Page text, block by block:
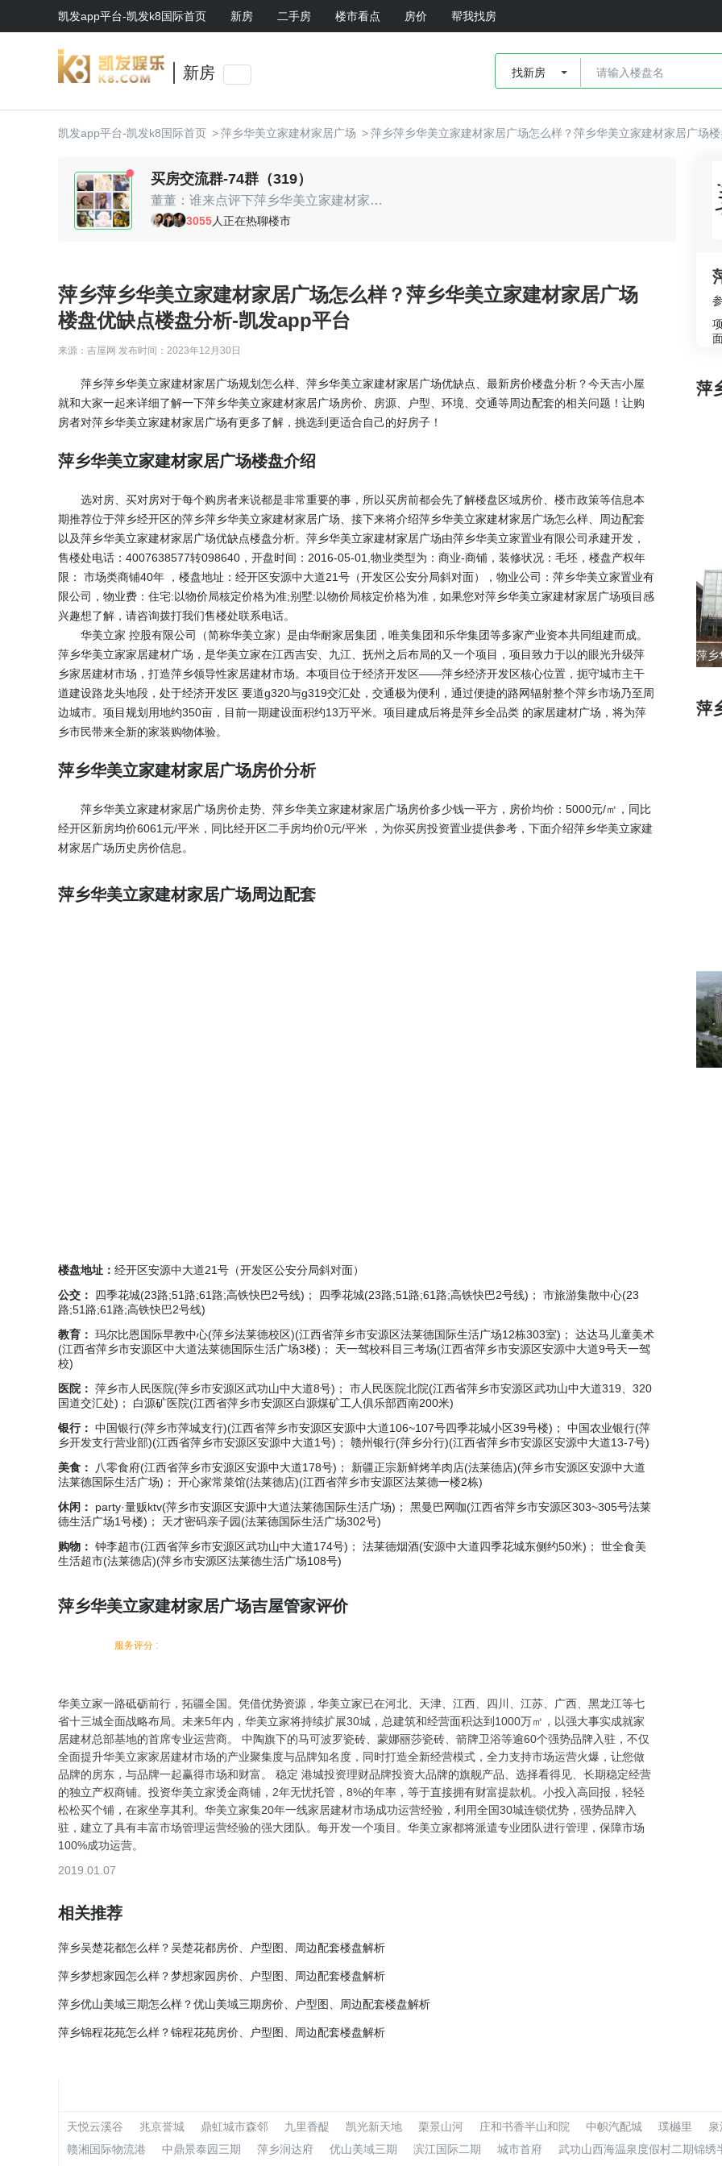
凯发app平台-凯发k8国际首页 新房 二手房 楼市看点 房价 帮我找房
新房 找新房
凯发app平台-凯发k8国际首页 >萍乡华美立家建材家居广场 >萍乡萍乡华美立家建材家居广场怎么样？萍乡华美立家建材家居广场
买房交流群-74群（319）
董董：谁来点评下萍乡华美立家建材家居广场这个盘？
小石头：地段还行
大头明：售楼处美眉不错，哈哈
3055人正在热聊楼市
萍乡萍乡华美立家建材家居广场怎么样？萍乡华美立家建材家居广场
楼盘优缺点楼盘分析-凯发app平台
来源：吉屋网 发布时间：2023年12月30日
萍乡萍乡华美立家建材家居广场规划怎么样、萍乡华美立家建材家居广场优缺点、最新房价楼盘分析？今天吉小屋
就和大家一起来详细了解一下萍乡华美立家建材家居广场房价、房源、户型、环境、交通等周边配套的相关问题！让购
房者对萍乡华美立家建材家居广场有更多了解，挑选到更适合自己的好房子！
萍乡华美立家建材家居广场楼盘介绍
选对房、买对房对于每个购房者来说都是非常重要的事，所以买房前都会先了解楼盘区域房价、楼市政策等信息本
期推荐位于萍乡经开区的萍乡萍乡华美立家建材家居广场、接下来将介绍萍乡华美立家建材家居广场怎么样、周边配套
以及萍乡华美立家建材家居广场优缺点楼盘分析。萍乡华美立家建材家居广场由萍乡华美立家置业有限公司承建开发，
售楼处电话： 4007638577转098640 ，开盘时间：2016-05-01,物业类型为：商业-商铺，装修状况：毛坯，楼盘产权年
限： 市场类商铺40年 ，楼盘地址：经开区安源中大道21号（开发区公安分局斜对面），物业公司：萍乡华美立家置业有
限公司，物业费：住宅:以物价局核定价格为准;别墅:以物价局核定价格为准，如果您对萍乡华美立家建材家居广场项目感
兴趣想了解，请咨询拨打我们售楼处联系电话。
华美立家 控股有限公司（简称华美立家）是由华耐家居集团，唯美集团和乐华集团等多家产业资本共同组建而成。
萍乡华美立家家居建材广场，是华美立家在江西吉安、九江、抚州之后布局的又一个项目，项目致力于以的眼光升级萍
乡家居建材市场，打造萍乡领导性家居建材市场。本项目位于经济开发区——萍乡经济开发区核心位置，扼守城市主干
道建设路龙头地段，处于经济开发区 要道g320与g319交汇处，交通极为便利，通过便捷的路网辐射整个萍乡市场乃至周
边城市。项目规划用地约350亩，目前一期建设面积约13万平米。项目建成后将是萍乡全品类 的家居建材广场，将为萍
乡市民带来全新的家装购物体验。
萍乡华美立家建材家居广场房价分析
萍乡华美立家建材家居广场房价走势、萍乡华美立家建材家居广场房价多少钱一平方，房价均价：5000元/㎡，同比
经开区新房均价6061元/平米，同比经开区二手房均价0元/平米 ，为你买房投资置业提供参考，下面介绍萍乡华美立家建
材家居广场历史房价信息。
萍乡华美立家建材家居广场周边配套
楼盘地址： 经开区安源中大道21号（开发区公安分局斜对面）
公交：
四季花城(23路;51路;61路;高铁快巴2号线)； 四季花城(23路;51路;61路;高铁快巴2号线)； 市旅游集散中心(23
路;51路;61路;高铁快巴2号线)
教育： 玛尔比恩国际早教中心(萍乡法莱德校区)(江西省萍乡市安源区法莱德国际生活广场12栋303室)； 达达马儿童美术
(江西省萍乡市安源区中大道法莱德国际生活广场3楼)； 天一驾校科目三考场(江西省萍乡市安源区安源中大道9号天一驾
校)
医院： 萍乡市人民医院(萍乡市安源区武功山中大道8号)； 市人民医院北院(江西省萍乡市安源区武功山中大道319、320
国道交汇处)； 白源矿医院(江西省萍乡市安源区白源煤矿工人俱乐部西南200米)
银行： 中国银行(萍乡市萍城支行)(江西省萍乡市安源区安源中大道106~107号四季花城小区39号楼)； 中国农业银行(萍
乡开发支行营业部)(江西省萍乡市安源区安源中大道1号)； 赣州银行(萍乡分行)(江西省萍乡市安源区安源中大道13-7号)
美食：
八零食府(江西省萍乡市安源区安源中大道178号)； 新疆正宗新鲜烤羊肉店(法莱德店)(萍乡市安源区安源中大道
法莱德国际生活广场)； 开心家常菜馆(法莱德店)(江西省萍乡市安源区法莱德一楼2栋)
休闲：
party·量贩ktv(萍乡市安源区安源中大道法莱德国际生活广场)； 黑曼巴网咖(江西省萍乡市安源区303~305号法莱
德生活广场1号楼)； 天才密码亲子园(法莱德国际生活广场302号)
购物： 钟李超市(江西省萍乡市安源区武功山中大道174号)； 法莱德烟酒(安源中大道四季花城东侧约50米)； 世全食美
生活超市(法莱德店)(萍乡市安源区法莱德生活广场108号)
萍乡华美立家建材家居广场吉屋管家评价
服务评分 :
华美立家一路砥砺前行，拓疆全国。凭借优势资源，华美立家已在河北、天津、江西、四川、江苏、广西、黑龙江等七
省十三城全面战略布局。未来5年内，华美立家将持续扩展30城，总建筑和经营面积达到1000万㎡，以强大事实成就家
居建材总部基地的首席专业运营商。 中陶旗下的马可波罗瓷砖、蒙娜丽莎瓷砖、箭牌卫浴等逾60个强势品牌入驻，不仅
全面提升华美立家家居建材市场的产业聚集度与品牌知名度，同时打造全新经营模式，全力支持市场运营火爆，让您做
品牌的房东，与品牌一起赢得市场和财富。 稳定 港城投资理财品牌投资大品牌的旗舰产品、选择看得见、长期稳定经营
的独立产权商铺。投资华美立家烫金商铺，2年无忧托管，8%的年率，等于直接拥有财富提款机。小投入高回报，轻轻
松松买个铺，在家坐享其利。华美立家集20年一线家居建材市场成功运营经验，利用全国30城连锁优势，强势品牌入
驻，建立了具有丰富市场管理运营经验的强大团队。每开发一个项目。华美立家都将派遣专业团队进行管理，保障市场
100%成功运营。
2019.01.07
相关推荐
萍乡吴楚花都怎么样？吴楚花都房价、户型图、周边配套楼盘解析
萍乡梦想家园怎么样？梦想家园房价、户型图、周边配套楼盘解析
萍乡优山美域三期怎么样？优山美域三期房价、户型图、周边配套楼盘解析
萍乡锦程花苑怎么样？锦程花苑房价、户型图、周边配套楼盘解析
萍
萍
天悦云溪谷 兆京誉城 鼎虹城市森邻 九里香醍 凯光新天地 栗景山河 庄和书香半山和院 中帜汽配城 璞樾里
赣湘国际物流港
中鼎景泰园三期 萍乡润达府 优山美域三期 滨江国际二期 城市首府 武功山西海温泉度假村二期锦绣